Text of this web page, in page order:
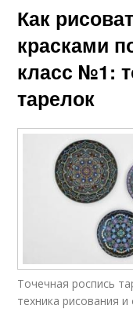
Как
красками
класс №1:
тарелок
Точечная роспись
техника рисования